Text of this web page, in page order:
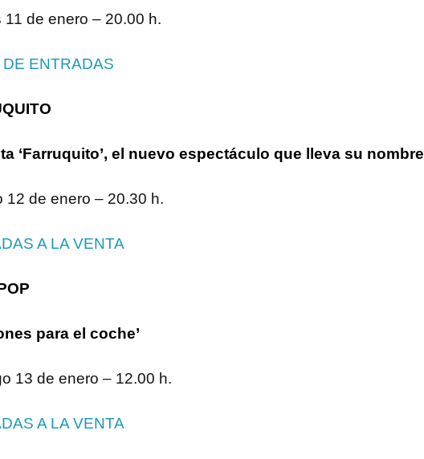
11 de enero – 20.00 h.
DE ENTRADAS
‘Farruquito’, el nuevo espectáculo que lleva su nombre
12 de enero – 20.30 h.
A LA VENTA
para el coche’
13 de enero – 12.00 h.
A LA VENTA